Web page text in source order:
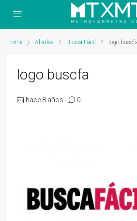
Home Aliados Busca Fácil logo buscfa
logo buscfa
hace 8 años 0